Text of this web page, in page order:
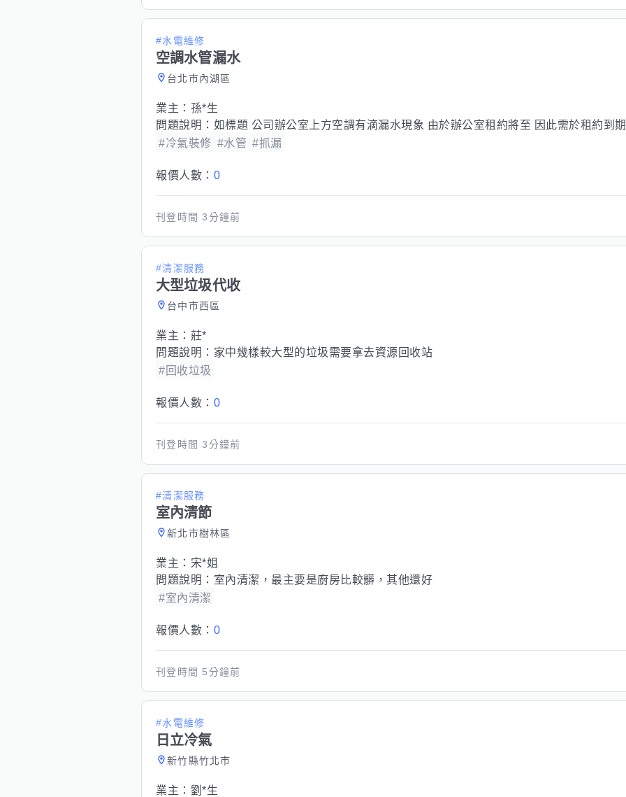
#水電維修
空調水管漏水
台北市內湖區
業主： 孫*生
問題說明： 如標題 公司辦公室上方空調有滴漏水現象 由於辦公室租約將至 因此需於租約到期前將漏水問題修
#冷氣裝修 #水管 #抓漏
報價人數： 0
刊登時間3分鐘前
#清潔服務
大型垃圾代收
台中市西區
業主： 莊*
問題說明： 家中幾樣較大型的垃圾需要拿去資源回收站
#回收垃圾
報價人數： 0
刊登時間3分鐘前
#清潔服務
室內清節
新北市樹林區
業主： 宋*姐
問題說明： 室內清潔，最主要是廚房比較髒，其他還好
#室內清潔
報價人數： 0
刊登時間 5分鐘前
#水電維修
日立冷氣
新竹縣竹北市
業主： 劉*生